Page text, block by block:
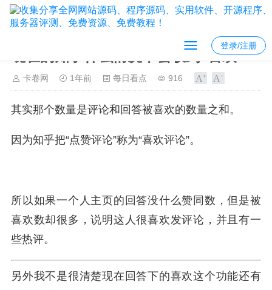
登录/注册
现在的知乎什么情况下会收到“喜欢”？
卡卷网 1年前 每日看点 916
其实那个数量是评论和回答被喜欢的数量之和。
因为知乎把“点赞评论”称为“喜欢评论”。
所以如果一个人主页的回答没什么赞同数，但是被
喜欢数却很多，说明这人很喜欢发评论，并且有一
些热评。
另外我不是很清楚现在回答下的喜欢这个功能还有